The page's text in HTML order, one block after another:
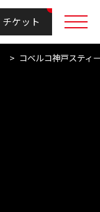
チケット
コベルコ神戸スティ